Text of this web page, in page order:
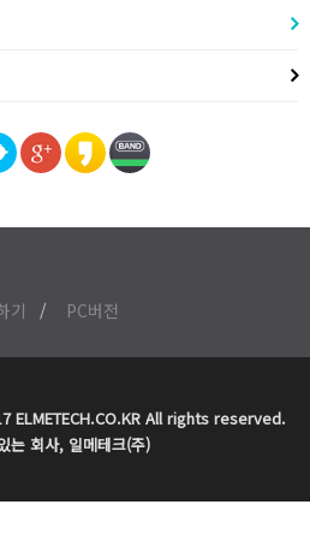
기 PC버전
ELMETECH.CO.KR All rights reserved.
는 회사, 일메테크(주)